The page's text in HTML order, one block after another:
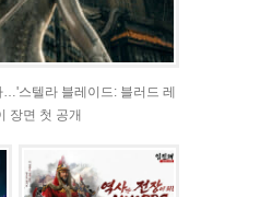
스텔라 블레이드: 블러드 레
장면 첫 공개